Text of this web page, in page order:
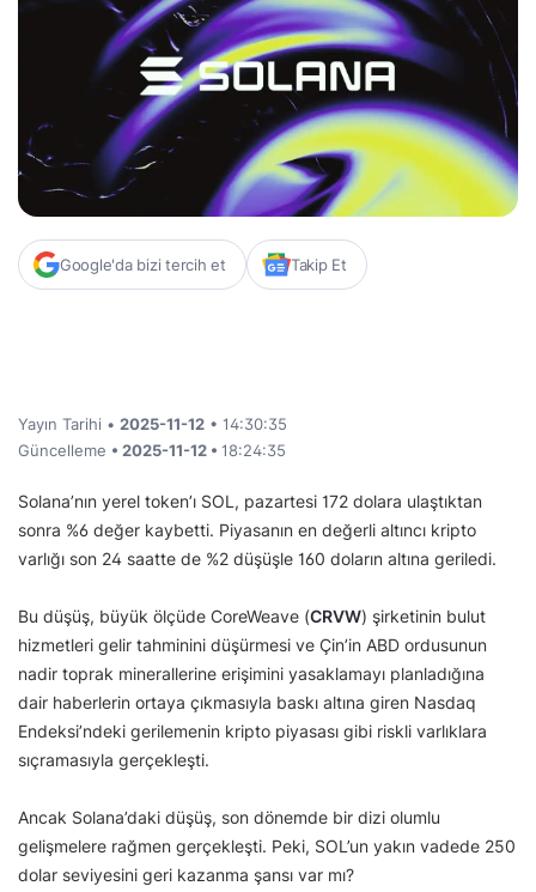
Google'da bizi tercih et Takip Et
Yayın Tarihi • 2025-11-12 • 14:30:35
Güncelleme • 2025-11-12 • 18:24:35
Solana’nın yerel token’ı SOL, pazartesi 172 dolara ulaştıktan
sonra %6 değer kaybetti. Piyasanın en değerli altıncı kripto
varlığı son 24 saatte de %2 düşüşle 160 doların altına geriledi.
Bu düşüş, büyük ölçüde CoreWeave (CRVW) şirketinin bulut
hizmetleri gelir tahminini düşürmesi ve Çin’in ABD ordusunun
nadir toprak minerallerine erişimini yasaklamayı planladığına
dair haberlerin ortaya çıkmasıyla baskı altına giren Nasdaq
Endeksi’ndeki gerilemenin kripto piyasası gibi riskli varlıklara
sıçramasıyla gerçekleşti.
Ancak Solana’daki düşüş, son dönemde bir dizi olumlu
gelişmelere rağmen gerçekleşti. Peki, SOL’un yakın vadede 250
dolar seviyesini geri kazanma şansı var mı?